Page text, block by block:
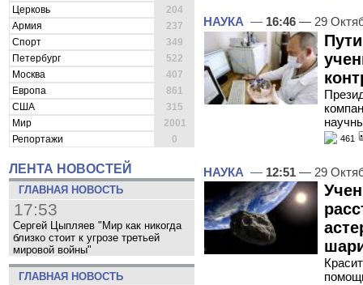
Церковь
204
Армия
237
Спорт
349
Петербург
522
Москва
407
Европа
861
США
315
Мир
2001
Репортажи
0
ЛЕНТА НОВОСТЕЙ
ГЛАВНАЯ НОВОСТЬ
17:53
Сергей Цыпляев "Мир как никогда
близко стоит к угрозе третьей
мировой войны"
ГЛАВНАЯ НОВОСТЬ
НАУКА — 16:46 — 29
461
НАУКА — 12:51 — 29